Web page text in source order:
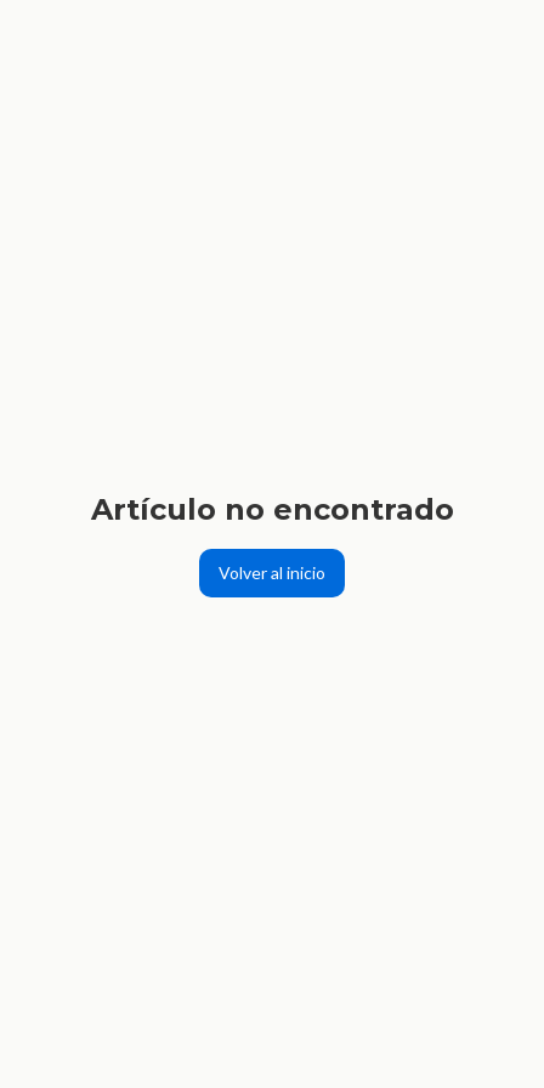
Artículo no encontrado
Volver al inicio